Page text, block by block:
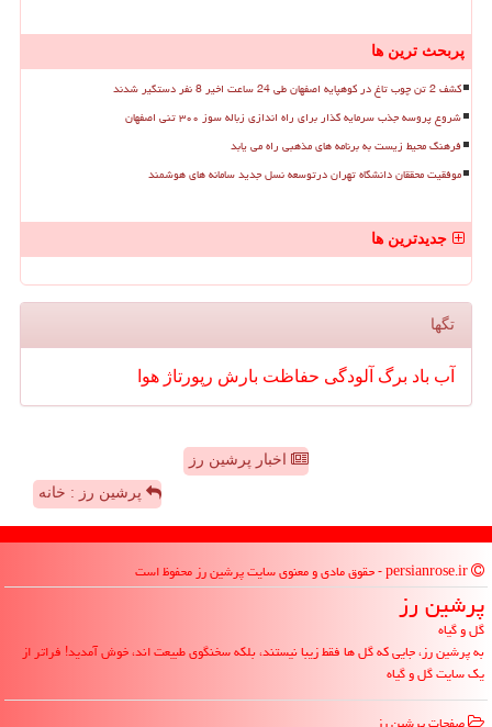
پربحث ترین ها
کشف 2 تن چوب تاغ در کوهپایه اصفهان طی 24 ساعت اخیر 8 نفر دستگیر شدند
شروع پروسه جذب سرمایه گذار برای راه اندازی زباله سوز ۳۰۰ تنی اصفهان
فرهنگ محیط زیست به برنامه های مذهبی راه می یابد
موفقیت محققان دانشگاه تهران درتوسعه نسل جدید سامانه های هوشمند
جدیدترین ها
تگها
آب باد برگ آلودگی حفاظت بارش رپورتاژ هوا
اخبار پرشین رز
پرشین رز : خانه
پرشین رز
گل و گیاه
به پرشین رز، جایی که گل ها فقط زیبا نیستند، بلکه سخنگوی طبیعت اند، خوش آمدید! فراتر از
یک سایت گل و گیاه